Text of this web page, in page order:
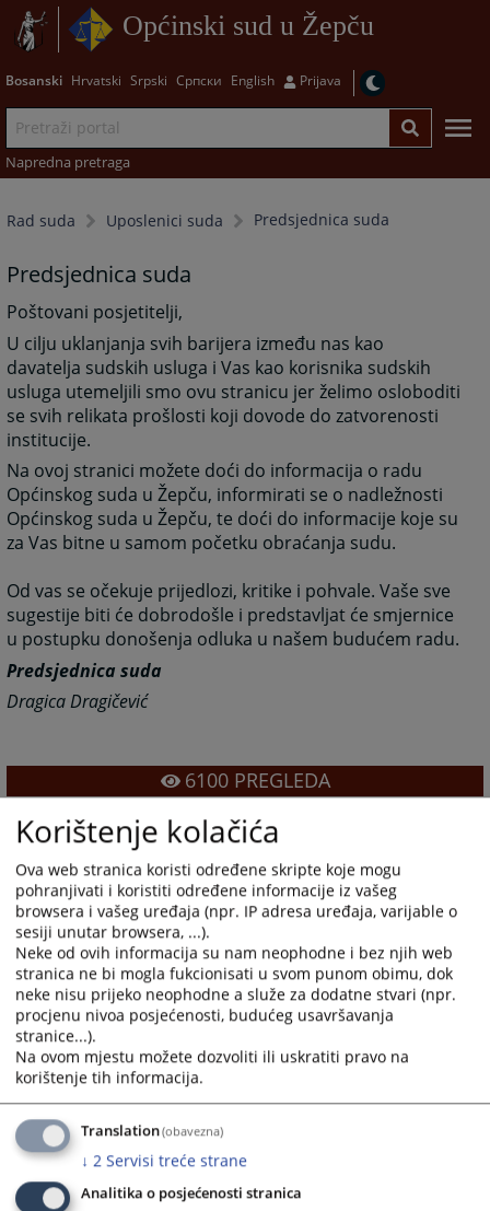
Općinski sud u Žepču
Bosanski Hrvatski Srpski Српски English Prijava
Napredna pretraga
Rad suda Uposlenici suda Predsjednica suda
Predsjednica suda
Poštovani posjetitelji,
U cilju uklanjanja svih barijera između nas kao
davatelja sudskih usluga i Vas kao korisnika sudskih
usluga utemeljili smo ovu stranicu jer želimo osloboditi
se svih relikata prošlosti koji dovode do zatvorenosti
institucije.
Na ovoj stranici možete doći do informacija o radu
Općinskog suda u Žepču, informirati se o nadležnosti
Općinskog suda u Žepču, te doći do informacije koje su
za Vas bitne u samom početku obraćanja sudu.
Od vas se očekuje prijedlozi, kritike i pohvale. Vaše sve
sugestije biti će dobrodošle i predstavljat će smjernice
u postupku donošenja odluka u našem budućem radu.
Predsjednica suda
Dragica Dragičević
6100PREGLEDA
Korištenje kolačića
Ova web stranica koristi određene skripte koje mogu
pohranjivati i koristiti određene informacije iz vašeg
browsera i vašeg uređaja (npr. IP adresa uređaja, varijable o
sesiji unutar browsera, ...).
Neke od ovih informacija su nam neophodne i bez njih web
stranica ne bi mogla fukcionisati u svom punom obimu, dok
neke nisu prijeko neophodne a služe za dodatne stvari (npr.
procjenu nivoa posjećenosti, budućeg usavršavanja
stranice...).
Na ovom mjestu možete dozvoliti ili uskratiti pravo na
korištenje tih informacija.
Translation(obavezna)
↓ 2 Servisi treće strane
Analitika o posjećenosti stranica